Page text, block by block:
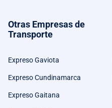
Otras Empresas de
Transporte
Expreso Gaviota
Expreso Cundinamarca
Expreso Gaitana